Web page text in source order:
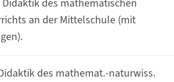
Didaktik des mathematischen
an der Mittelschule (mit
des mathemat.-naturwiss.